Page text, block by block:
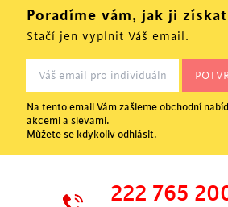
Poradíme vám, jak ji
Stačí jen vyplnit Váš email.
Na tento email Vám zašleme obchodní
akcemi a slevami.
Můžete se kdykoliv odhlásit.
222 765